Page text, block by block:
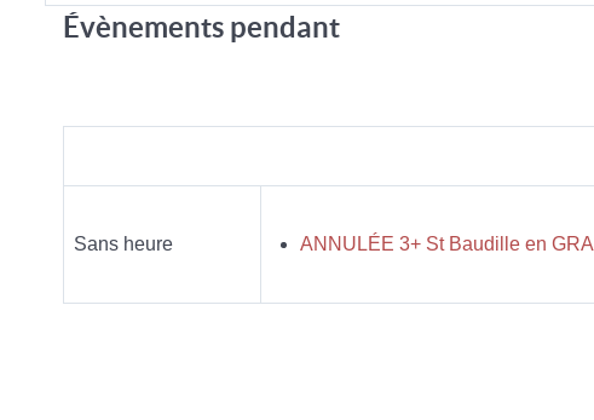
Évènements pendant
Sans heure ANNULÉE 3+ St Baudille en